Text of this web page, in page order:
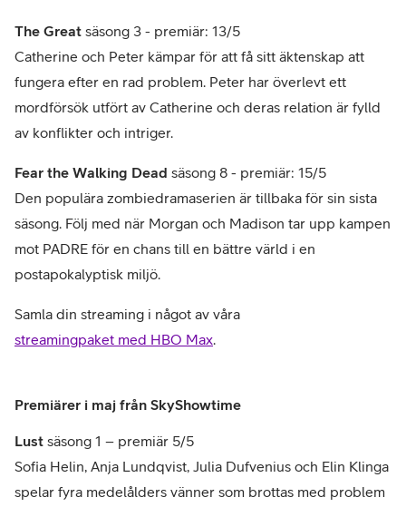
The Great säsong 3 - premiär: 13/5
Catherine och Peter kämpar för att få sitt äktenskap att
fungera efter en rad problem. Peter har överlevt ett
mordförsök utfört av Catherine och deras relation är fylld
av konflikter och intriger.
Fear the Walking Dead säsong 8 - premiär: 15/5
Den populära zombiedramaserien är tillbaka för sin sista
säsong. Följ med när Morgan och Madison tar upp kampen
mot PADRE för en chans till en bättre värld i en
postapokalyptisk miljö.
Samla din streaming i något av våra
streamingpaket med HBO Max
Premiärer i maj från SkyShowtime
Lust säsong 1 – premiär 5/5
Sofia Helin, Anja Lundqvist, Julia Dufvenius och Elin Klinga
spelar fyra medelålders vänner som brottas med problem